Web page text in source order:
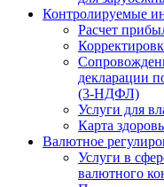
Контролируемые
Расчет
декларации
(3-НДФЛ)
Услуги для
Карта
Валютное
Услуги в
валютного